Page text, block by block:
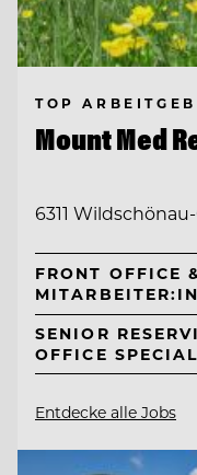
TOP
Mount Med
6311
FRONT OFFICE
MITARBEITER:IN
SENIOR
OFFICE
Entdecke alle Jobs